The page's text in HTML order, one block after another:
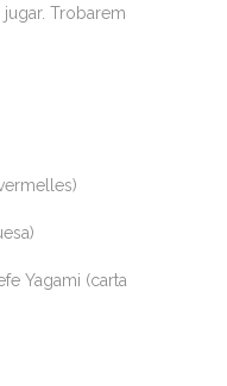
Trobarem
Yagami (carta